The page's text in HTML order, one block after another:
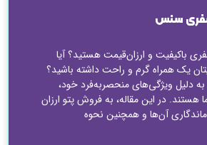
سنس
باکیفیت و ارزان‌قیمت هستید؟ آیا
یک همراه گرم و راحت داشته باشید؟
دلیل ویژگی‌های منحصربه‌فرد خود،
هستند. در این مقاله، به فروش پتو ارزان
آن‌ها و همچنین نحوه